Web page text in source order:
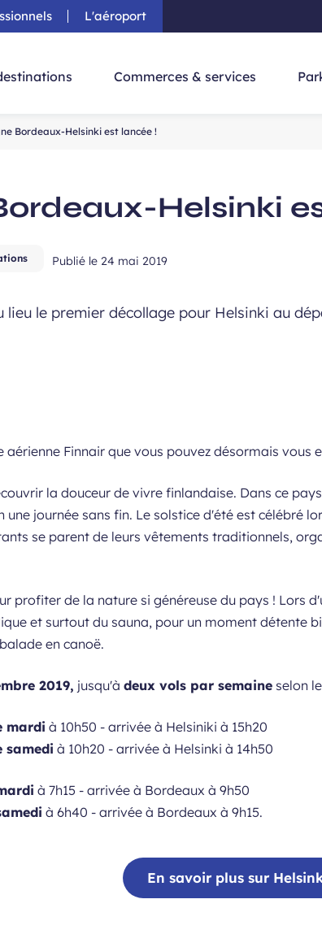
Aller au contenu principal - Aller à la
L'aéroport
Commerces & services
Bordeaux-Helsinki est lancée !
Helsinki
Publié le24 mai 2019
lieu le premier décollage pour Helsinki au
aérienne Finnair que vous pouvez désormais vous
la douceur de vivre finlandaise. Dans ce
une journée sans fin. Le solstice d'été est célébré
se parent de leurs vêtements traditionnels,
profiter de la nature si généreuse du pays ! Lors
et surtout du sauna, pour un moment détente
en canoë.
2019, jusqu'àdeux vols par semaine selon
mardi à 10h50 - arrivée à Helsiniki à 15h20
samedi à 10h20 - arrivée à Helsinki à 14h50
à 7h15 - arrivée à Bordeaux à 9h50
à 6h40 - arrivée à Bordeaux à 9h15.
En savoir plus sur